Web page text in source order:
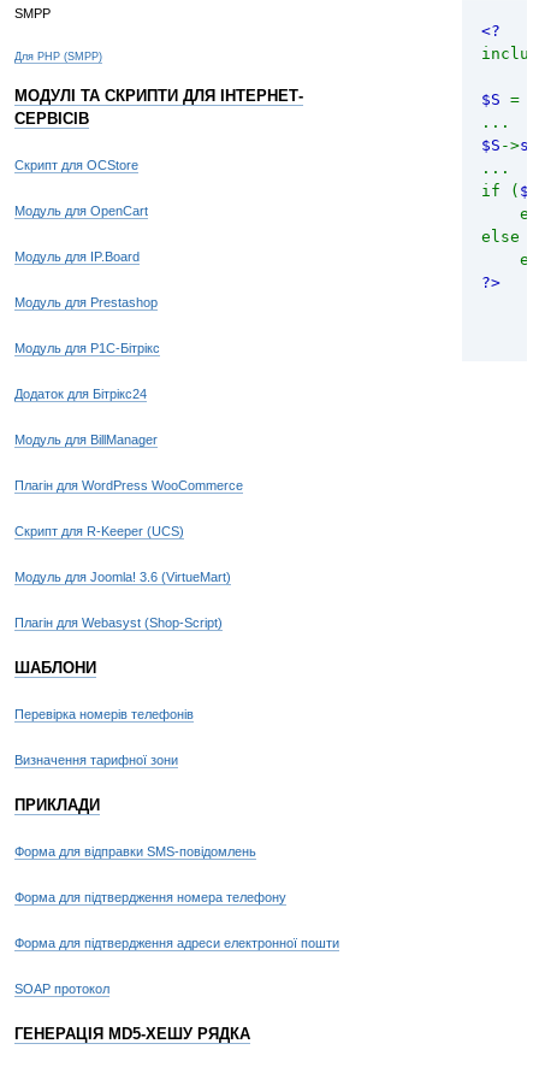
SMPP
Для PHP (SMPP)
МОДУЛІ ТА СКРИПТИ ДЛЯ ІНТЕРНЕТ-
СЕРВІСІВ
Скрипт для OCStore
Модуль для OpenCart
Модуль для IP.Board
Модуль для Prestashop
Модуль для Р1С-Бітрікс
Додаток для Бітрікс24
Модуль для BillManager
Плагін для WordPress WooCommerce
Скрипт для R-Keeper (UCS)
Модуль для Joomla! 3.6 (VirtueMart)
Плагін для Webasyst (Shop-Script)
ШАБЛОНИ
Перевірка номерів телефонів
Визначення тарифної зони
ПРИКЛАДИ
Форма для відправки SMS-повідомлень
Форма для підтвердження номера телефону
Форма для підтвердження адреси електронної пошти
SOAP протокол
ГЕНЕРАЦІЯ MD5-ХЕШУ РЯДКА
if
if
}
{
<?
$S =
...
$S ->
...
if ( $S
else
?>